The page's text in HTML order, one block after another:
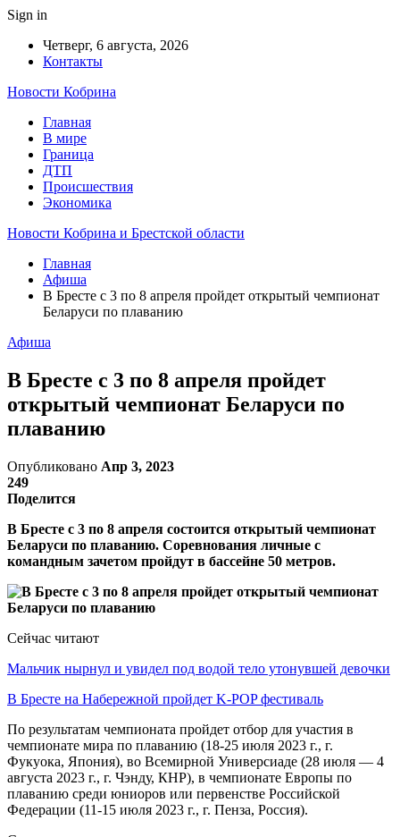
Sign in
Четверг, 6 августа, 2026
Контакты
Новости Кобрина
Главная
В мире
Граница
ДТП
Происшествия
Экономика
Новости Кобрина и Брестской области
Главная
Афиша
В Бресте с 3 по 8 апреля пройдет открытый чемпионат
Беларуси по плаванию
Афиша
В Бресте с 3 по 8 апреля пройдет
открытый чемпионат Беларуси по
плаванию
Опубликовано Апр 3, 2023
249
Поделится
В Бресте с 3 по 8 апреля состоится открытый чемпионат
Беларуси по плаванию. Соревнования личные с
командным зачетом пройдут в бассейне 50 метров.
Сейчас читают
Мальчик нырнул и увидел под водой тело утонувшей девочки
В Бресте на Набережной пройдет K-POP фестиваль
По результатам чемпионата пройдет отбор для участия в
чемпионате мира по плаванию (18-25 июля 2023 г., г.
Фукуока, Япония), во Всемирной Универсиаде (28 июля — 4
августа 2023 г., г. Чэнду, КНР), в чемпионате Европы по
плаванию среди юниоров или первенстве Российской
Федерации (11-15 июля 2023 г., г. Пенза, Россия).